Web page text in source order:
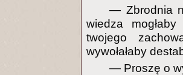
— Zbrodnia
wiedza
twojego
wywołałaby
— Proszę o